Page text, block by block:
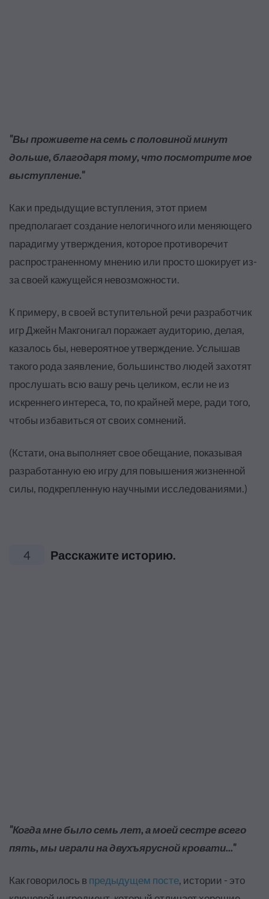
"Вы проживете на семь с половиной минут
дольше, благодаря тому, что посмотрите мое
выступление."
Как и предыдущие вступления, этот прием
предполагает создание нелогичного или меняющего
парадигму утверждения, которое противоречит
распространенному мнению или просто шокирует из-
за своей кажущейся невозможности.
К примеру, в своей вступительной речи разработчик
игр Джейн Макгонигал поражает аудиторию, делая,
казалось бы, невероятное утверждение. Услышав
такого рода заявление, большинство людей захотят
прослушать всю вашу речь целиком, если не из
искреннего интереса, то, по крайней мере, ради того,
чтобы избавиться от своих сомнений.
(Кстати, она выполняет свое обещание, показывая
разработанную ею игру для повышения жизненной
силы, подкрепленную научными исследованиями.)
4 Расскажите историю.
"Когда мне было семь лет, а моей сестре всего
пять, мы играли на двухъярусной кровати..."
Как говорилось в предыдущем посте, истории - это